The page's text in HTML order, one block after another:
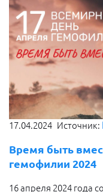
17.04.2024 Источник:
Время быть
гемофилии 2024
16 апреля 2024 года